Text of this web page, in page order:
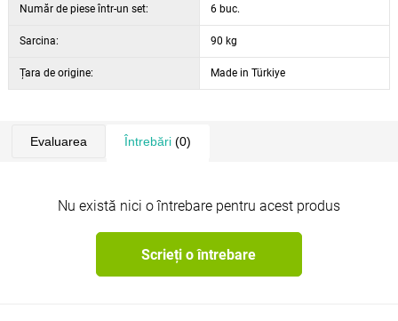
Număr de piese într-un set: 6 buc.
Sarcina: 90 kg
Țara de origine: Made in Türkiye
Evaluarea Întrebări(0)
Nu există nici o întrebare pentru acest produs
Scrieți o întrebare